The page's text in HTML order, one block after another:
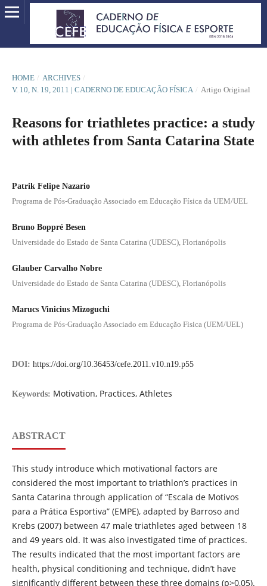
HOME / ARCHIVES /
V. 10, N. 19, 2011 | CADERNO DE EDUCAÇÃO FÍSICA / Artigo Original
Reasons for triathletes practice: a study
with athletes from Santa Catarina State
Patrik Felipe Nazario
Programa de Pós-Graduação Associado em Educação Física da UEM/UEL
Bruno Boppré Besen
Universidade do Estado de Santa Catarina (UDESC), Florianópolis
Glauber Carvalho Nobre
Universidade do Estado de Santa Catarina (UDESC), Florianópolis
Marucs Vinicius Mizoguchi
Programa de Pós-Graduação Associado em Educação Fìsica (UEM/UEL)
DOI: https://doi.org/10.36453/cefe.2011.v10.n19.p55
Keywords: Motivation, Practices, Athletes
ABSTRACT
This study introduce which motivational factors are
considered the most important to triathlon’s practices in
Santa Catarina through application of “Escala de Motivos
para a Prática Esportiva” (EMPE), adapted by Barroso and
Krebs (2007) between 47 male triathletes aged between 18
and 49 years old. It was also investigated time of practices.
The results indicated that the most important factors are
health, physical conditioning and technique, didn’t have
significantly different between these three domains (p>0,05).